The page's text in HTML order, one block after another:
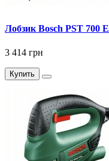
Лобзик Bosch PST 700 E
3 414 грн
Купить